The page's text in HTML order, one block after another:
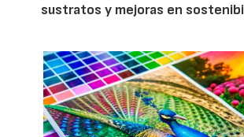
sustratos y mejoras en